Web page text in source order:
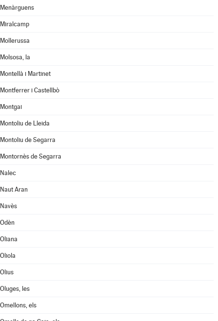
Menàrguens
Miralcamp
Mollerussa
Molsosa, la
Montellà i Martinet
Montferrer i Castellbò
Montgai
Montoliu de Lleida
Montoliu de Segarra
Montornès de Segarra
Nalec
Naut Aran
Navès
Odèn
Oliana
Oliola
Olius
Oluges, les
Omellons, els